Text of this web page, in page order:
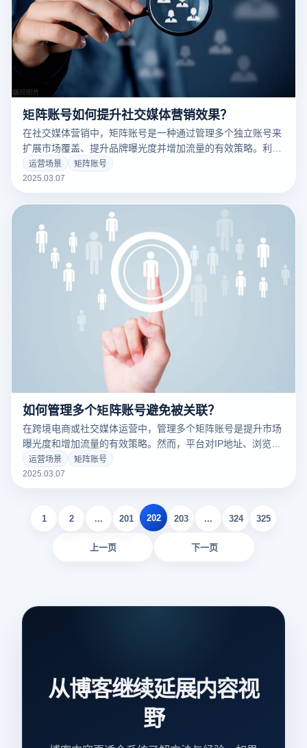
矩阵账号如何提升社交媒体营销效果？
在社交媒体营销中，矩阵账号是一种通过管理多个独立账号来
扩展市场覆盖、提升品牌曝光度并增加流量的有效策略。利用
云登指纹浏览器来管理这些矩阵账号，不仅能够提高营销效
果，还能确保每个账号的独立性，从而避免账号关联带来的封
法：
运营场景
矩阵账号
2025.03.07
如何管理多个矩阵账号避免被关联？
在跨境电商或社交媒体运营中，管理多个矩阵账号是提升市场
曝光度和增加流量的有效策略。然而，平台对IP地址、浏览器
指纹等信息的监控可能导致多个账号之间的关联，从而导致封
禁或限制操作。为避免这些问题，云登指纹浏览器提供了一些
过云登指纹浏览器高效管理多个矩阵账号并防止关联的方法：
运营场景
矩阵账号
2025.03.07
上一页
1 2 ... 201 202 203 ... 324 325
下一页
从博客继续延展内容视
野